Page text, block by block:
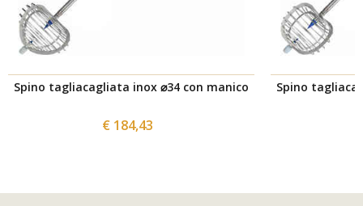
Spino tagliacagliata inox ⌀34 con manico
€ 184,43
Spino